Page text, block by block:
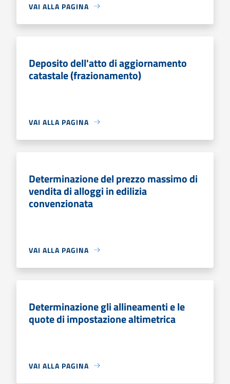
VAI ALLA PAGINA
Deposito dell'atto di aggiornamento
catastale (frazionamento)
VAI ALLA PAGINA
Determinazione del prezzo massimo di
vendita di alloggi in edilizia
convenzionata
VAI ALLA PAGINA
Determinazione gli allineamenti e le
quote di impostazione altimetrica
VAI ALLA PAGINA